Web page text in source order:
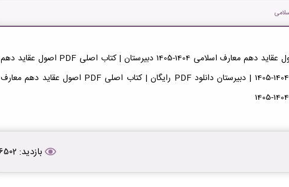
دانلود کتاب اصول عقاید دهم معارف اسلامی 1404-1405 دبیرستان | کتاب اصلی PDF اصول عقاید دهم
معارف اسلامی 1404-1405 | دبیرستان دانلود PDF رایگان | کتاب اصلی PDF اصول عقاید دهم معارف
بازدید: 6502